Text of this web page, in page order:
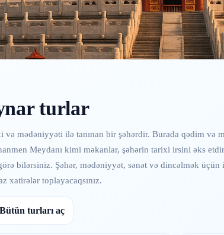
turlar
mədəniyyəti ilə tanınan bir şəhərdir. Burada qədim
Meydanı kimi məkanlar, şəhərin tarixi irsini əks
bilərsiniz. Şəhər, mədəniyyət, sənət və dincəlmək
xatirələr toplayacaqsınız.
Bütün turları aç